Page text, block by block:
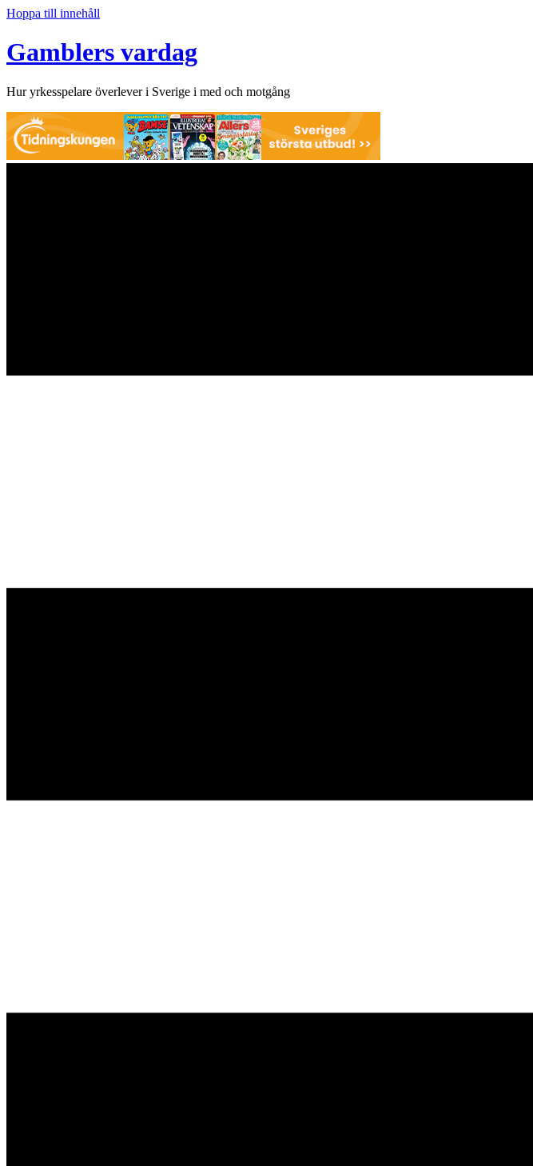
Hoppa till innehåll
Gamblers vardag
Hur yrkesspelare överlever i Sverige i med och motgång